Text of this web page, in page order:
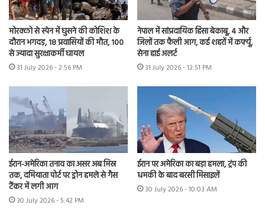
मोरक्को से स्पेन में घुसने की कोशिश के
दौरान भगदड़, 18 प्रवासियों की मौत, 100
से ज्यादा सुरक्षाकर्मी घायल
31 July 2026 - 2:56 PM
नेपाल में सांप्रदायिक हिंसा बेकाबू, 4 और
जिलों तक फैली आग, कई शहरों में कर्फ्यू,
सेना हाई अलर्ट
31 July 2026 - 12:51 PM
ईरान-अमेरिका तनाव का असर अब मिस्र
तक, दमियाता पोर्ट पर ड्रोन हमले से गैस
टैंकर में लगी आग
30 July 2026 - 5:42 PM
ईरान पर अमेरिका का बड़ा हमला, ट्रंप की
धमकी के बाद बरसी मिसाइलें
30 July 2026 - 10:03 AM